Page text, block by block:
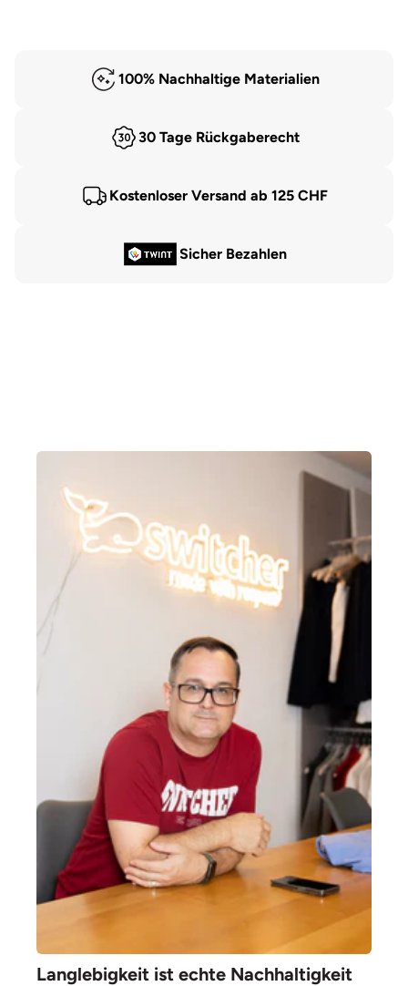
100% Nachhaltige Materialien
30 Tage Rückgaberecht
Kostenloser Versand ab 125 CHF
Sicher Bezahlen
Langlebigkeit ist echte Nachhaltigkeit